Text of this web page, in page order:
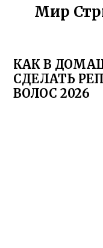
Мир
КАК В
СДЕЛАТЬ
ВОЛОС 2026